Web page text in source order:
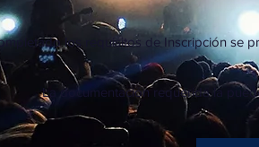
los requisitos de Inscripción se
La documentación requerida la